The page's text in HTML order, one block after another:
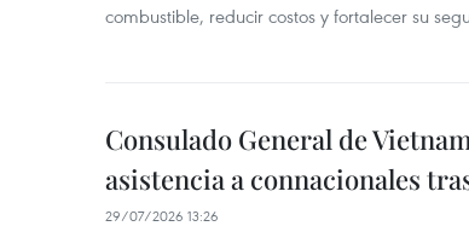
combustible, reducir costos y fortalecer su
Consulado General de
asistencia a connacionales
29/07/2026 13:26